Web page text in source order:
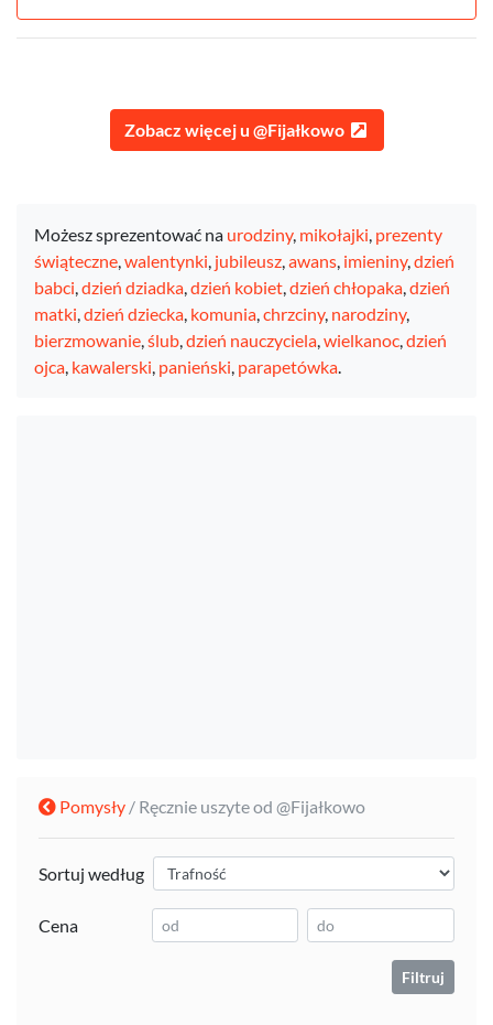
Zobacz więcej u @Fijałkowo
Możesz sprezentować na urodziny, mikołajki, prezenty
świąteczne,walentynki, jubileusz,awans, imieniny,dzień
babci,dzień dziadka,dzień kobiet,dzień chłopaka,dzień
matki,dzień dziecka, komunia,chrzciny, narodziny,
bierzmowanie,ślub,dzień nauczyciela,wielkanoc,dzień
ojca, kawalerski, panieński, parapetówka.
Pomysły / Ręcznie uszyte od @Fijałkowo
Sortuj według
Cena
Filtruj